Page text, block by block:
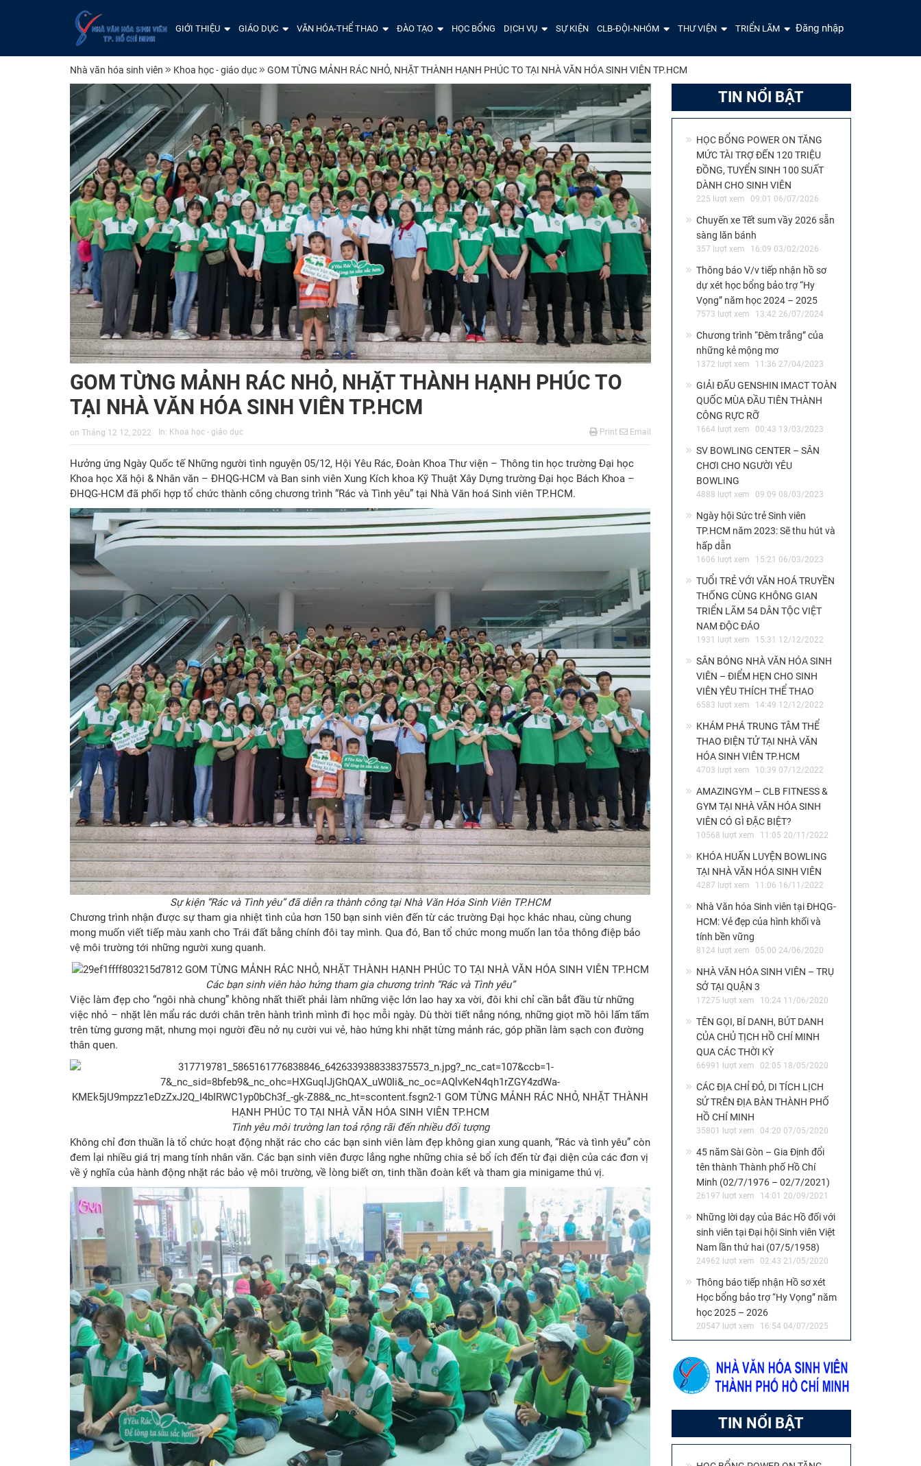
GIỚI THIỆU GIÁO DỤC VĂN HÓA-THỂ THAO ĐÀO TẠO HỌC BỔNG DỊCH VỤ SỰ KIỆN CLB-ĐỘI-NHÓM THƯ VIỆN TRIỂN LÃM Đăng nhập
Nhà văn hóa sinh viên Khoa học - giáo dục GOM TỪNG MẢNH RÁC NHỎ, NHẶT THÀNH HẠNH PHÚC TO TẠI NHÀ VĂN HÓA SINH VIÊN TP.HCM
GOM TỪNG MẢNH RÁC NHỎ, NHẶT THÀNH HẠNH PHÚC TO
TẠI NHÀ VĂN HÓA SINH VIÊN TP.HCM
on Tháng 12 12, 2022 In: Khoa học - giáo dục Print Email
Hưởng ứng Ngày Quốc tế Những người tình nguyện 05/12, Hội Yêu Rác, Đoàn Khoa Thư viện – Thông tin học trường Đại học
Khoa học Xã hội & Nhân văn – ĐHQG-HCM và Ban sinh viên Xung Kích khoa Kỹ Thuật Xây Dựng trường Đại học Bách Khoa –
ĐHQG-HCM đã phối hợp tổ chức thành công chương trình “Rác và Tình yêu” tại Nhà Văn hoá Sinh viên TP.HCM.
Sự kiện “Rác và Tình yêu” đã diễn ra thành công tại Nhà Văn Hóa Sinh Viên TP.HCM
Chương trình nhận được sự tham gia nhiệt tình của hơn 150 bạn sinh viên đến từ các trường Đại học khác nhau, cùng chung
mong muốn viết tiếp màu xanh cho Trái đất bằng chính đôi tay mình. Qua đó, Ban tổ chức mong muốn lan tỏa thông điệp bảo
vệ môi trường tới những người xung quanh.
Các bạn sinh viên hào hứng tham gia chương trình “Rác và Tình yêu”
Việc làm đẹp cho “ngôi nhà chung” không nhất thiết phải làm những việc lớn lao hay xa vời, đôi khi chỉ cần bắt đầu từ những
việc nhỏ – nhặt lên mẩu rác dưới chân trên hành trình mình đi học mỗi ngày. Dù thời tiết nắng nóng, những giọt mồ hôi lấm tấm
trên từng gương mặt, nhưng mọi người đều nở nụ cười vui vẻ, hào hứng khi nhặt từng mảnh rác, góp phần làm sạch con đường
thân quen.
Tình yêu môi trường lan toả rộng rãi đến nhiều đối tượng
Không chỉ đơn thuần là tổ chức hoạt động nhặt rác cho các bạn sinh viên làm đẹp không gian xung quanh, “Rác và tình yêu” còn
đem lại nhiều giá trị mang tính nhân văn. Các bạn sinh viên được lắng nghe những chia sẻ bổ ích đến từ đại diện của các đơn vị
về ý nghĩa của hành động nhặt rác bảo vệ môi trường, về lòng biết ơn, tinh thần đoàn kết và tham gia minigame thú vị.
TIN NỔI BẬT
HỌC BỔNG POWER ON TĂNG
MỨC TÀI TRỢ ĐẾN 120 TRIỆU
ĐỒNG, TUYỂN SINH 100 SUẤT
DÀNH CHO SINH VIÊN
225 lượt xem 09:01 06/07/2026
Chuyến xe Tết sum vầy 2026 sẵn
sàng lăn bánh
357 lượt xem 16:09 03/02/2026
Thông báo V/v tiếp nhận hồ sơ
dự xét học bổng bảo trợ “Hy
Vọng” năm học 2024 – 2025
7573 lượt xem 13:42 26/07/2024
Chương trình “Đêm trắng” của
những kẻ mộng mơ
1372 lượt xem 11:36 27/04/2023
GIẢI ĐẤU GENSHIN IMACT TOÀN
QUỐC MÙA ĐẦU TIÊN THÀNH
CÔNG RỰC RỠ
1664 lượt xem 00:43 13/03/2023
SV BOWLING CENTER – SÂN
CHƠI CHO NGƯỜI YÊU
BOWLING
4888 lượt xem 09:09 08/03/2023
Ngày hội Sức trẻ Sinh viên
TP.HCM năm 2023: Sẽ thu hút và
hấp dẫn
1606 lượt xem 15:21 06/03/2023
TUỔI TRẺ VỚI VĂN HOÁ TRUYỀN
THỐNG CÙNG KHÔNG GIAN
TRIỂN LÃM 54 DÂN TỘC VIỆT
NAM ĐỘC ĐÁO
1931 lượt xem 15:31 12/12/2022
SÂN BÓNG NHÀ VĂN HÓA SINH
VIÊN – ĐIỂM HẸN CHO SINH
VIÊN YÊU THÍCH THỂ THAO
6583 lượt xem 14:49 12/12/2022
KHÁM PHÁ TRUNG TÂM THỂ
THAO ĐIỆN TỬ TẠI NHÀ VĂN
HÓA SINH VIÊN TP.HCM
4703 lượt xem 10:39 07/12/2022
AMAZINGYM – CLB FITNESS &
GYM TẠI NHÀ VĂN HÓA SINH
VIÊN CÓ GÌ ĐẶC BIỆT?
10568 lượt xem 11:05 20/11/2022
KHÓA HUẤN LUYỆN BOWLING
TẠI NHÀ VĂN HÓA SINH VIÊN
4287 lượt xem 11:06 16/11/2022
Nhà Văn hóa Sinh viên tại ĐHQG-
HCM: Vẻ đẹp của hình khối và
tính bền vững
8124 lượt xem 05:00 24/06/2020
NHÀ VĂN HÓA SINH VIÊN – TRỤ
SỞ TẠI QUẬN 3
17275 lượt xem 10:24 11/06/2020
TÊN GỌI, BÍ DANH, BÚT DANH
CỦA CHỦ TỊCH HỒ CHÍ MINH
QUA CÁC THỜI KỲ
66991 lượt xem 02:05 18/05/2020
CÁC ĐỊA CHỈ ĐỎ, DI TÍCH LỊCH
SỬ TRÊN ĐỊA BÀN THÀNH PHỐ
HỒ CHÍ MINH
35801 lượt xem 04:20 07/05/2020
45 năm Sài Gòn – Gia Định đổi
tên thành Thành phố Hồ Chí
Minh (02/7/1976 – 02/7/2021)
26197 lượt xem 14:01 20/09/2021
Những lời dạy của Bác Hồ đối với
sinh viên tại Đại hội Sinh viên Việt
Nam lần thứ hai (07/5/1958)
24962 lượt xem 02:43 21/05/2020
Thông báo tiếp nhận Hồ sơ xét
Học bổng bảo trợ “Hy Vọng” năm
học 2025 – 2026
20547 lượt xem 16:54 04/07/2025
TIN NỔI BẬT